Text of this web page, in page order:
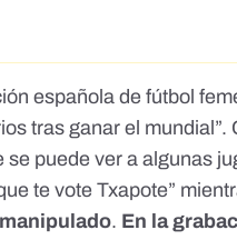
española de fútbol
tras ganar el mundial”.
puede ver a algunas
te vote Txapote”
. En la